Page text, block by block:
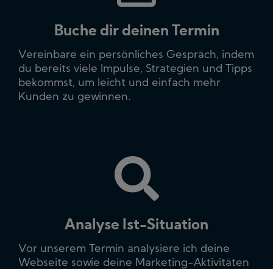
Buche dir deinen Termin
Vereinbare ein persönliches Gespräch, indem
du bereits viele Impulse, Strategien und Tipps
bekommst, um leicht und einfach mehr
Kunden zu gewinnen.
Analyse Ist-Situation
Vor unserem Termin analysiere ich deine
Webseite sowie deine Marketing-Aktivitäten